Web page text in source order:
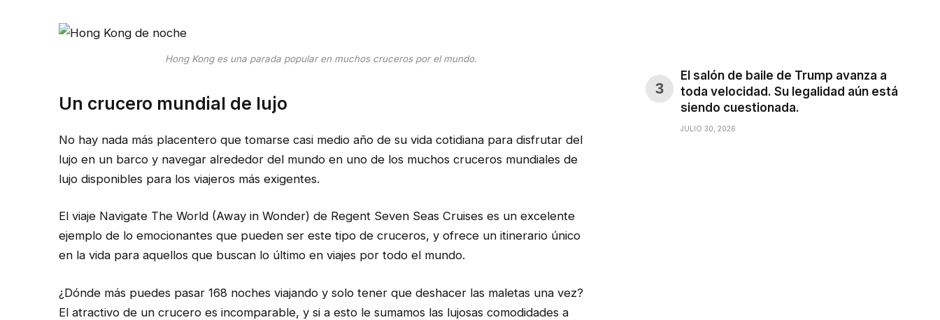
Hong Kong es una parada popular en muchos cruceros por el mundo.
Un crucero mundial de lujo
No hay nada más placentero que tomarse casi medio año de su vida cotidiana para disfrutar del
lujo en un barco y navegar alrededor del mundo en uno de los muchos cruceros mundiales de
lujo disponibles para los viajeros más exigentes.
El viaje Navigate The World (Away in Wonder) de Regent Seven Seas Cruises es un excelente
ejemplo de lo emocionantes que pueden ser este tipo de cruceros, y ofrece un itinerario único
en la vida para aquellos que buscan lo último en viajes por todo el mundo.
¿Dónde más puedes pasar 168 noches viajando y solo tener que deshacer las maletas una vez?
El atractivo de un crucero es incomparable, y si a esto le sumamos las lujosas comodidades a
El salón de baile de Trump avanza a
toda velocidad. Su legalidad aún está
siendo cuestionada.
JULIO 30, 2026